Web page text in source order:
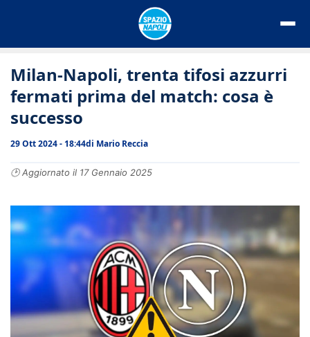
Milan-Napoli, trenta tifosi azzurri
fermati prima del match: cosa è
successo
29 Ott 2024 - 18:44di Mario Reccia
🕑 Aggiornato il 17 Gennaio 2025